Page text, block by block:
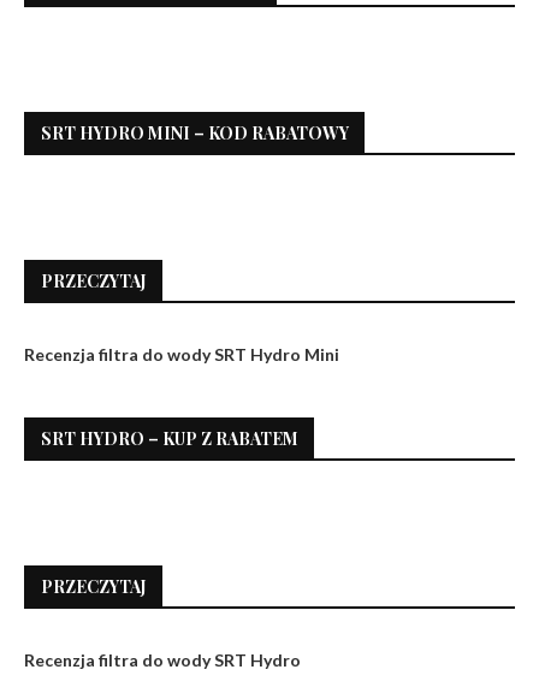
SRT HYDRO MINI – KOD RABATOWY
PRZECZYTAJ
Recenzja filtra do wody SRT Hydro Mini
SRT HYDRO – KUP Z RABATEM
PRZECZYTAJ
Recenzja filtra do wody SRT Hydro